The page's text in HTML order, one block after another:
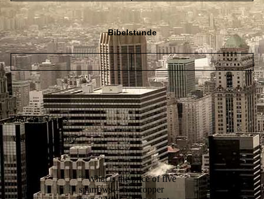
Bibelstunde
Zitat des Tages
"Quote of the day"